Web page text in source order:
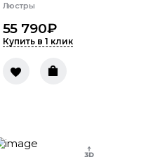
Люстры
55 790₽
Купить в 1 клик